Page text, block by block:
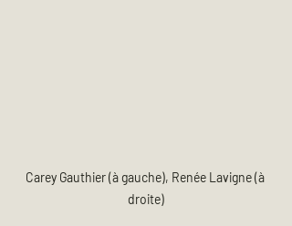
Carey Gauthier (à gauche), Renée Lavigne (à
droite)